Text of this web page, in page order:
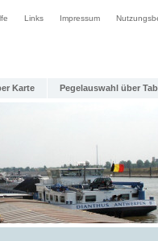
Links Impressum
Karte Pegelauswahl über